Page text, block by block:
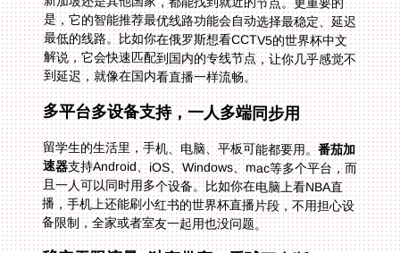
到延迟，就像在国内看直播一样流畅。
多平台多设备支持，一人多端同步用
留学生的生活里，手机、电脑、平板可能都要用。番茄加
速器支持Android、iOS、Windows、mac等多个平台，而
且一人可以同时用多个设备。比如你在电脑上看NBA直
播，手机上还能刷小红书的世界杯直播片段，不用担心设
备限制，全家或者室友一起用也没问题。